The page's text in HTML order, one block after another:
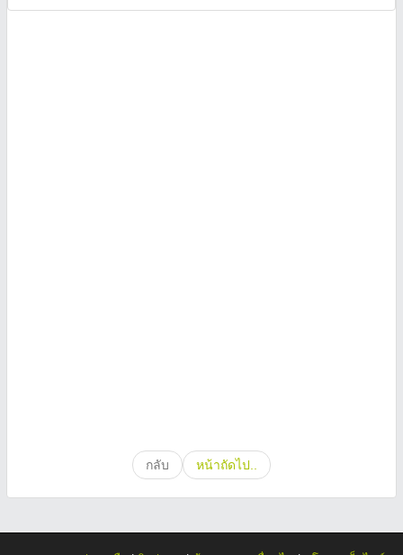
กลับ หน้าถัดไป..